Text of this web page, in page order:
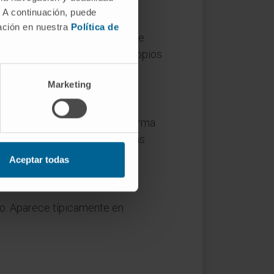
continuación, puede
en nuestra Política de
Marketing
Aceptar todas
con bradipsiquia puede
cognitivos globales propios
leve y no interfiere de forma
y empieza a dificultar tareas
Aparece típicamente en